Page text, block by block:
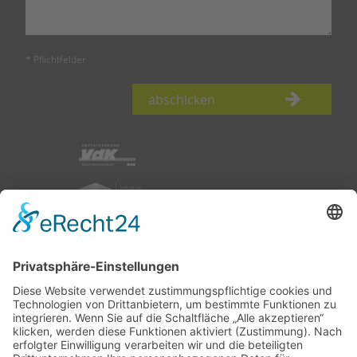
* Pflichtfelder
abschicken